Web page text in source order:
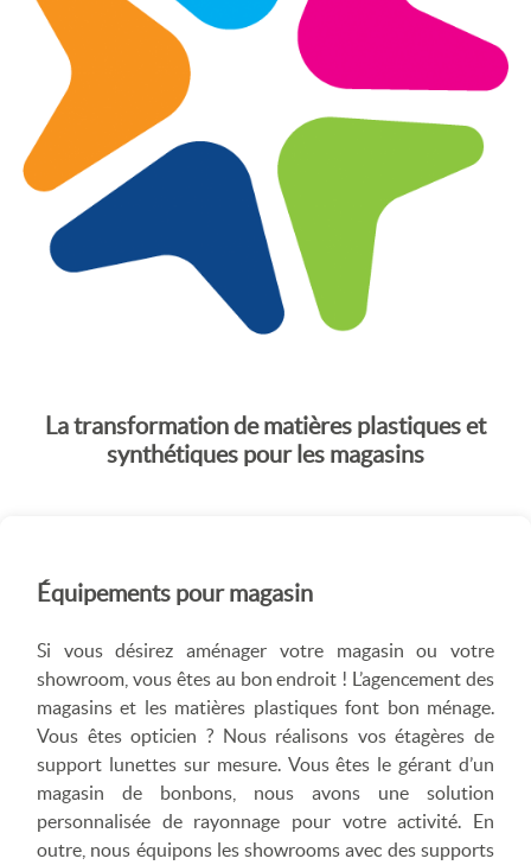
La transformation de matières plastiques et
synthétiques pour les magasins
Équipements pour magasin
Si vous désirez aménager votre magasin ou votre
showroom, vous êtes au bon endroit ! L’agencement des
magasins et les matières plastiques font bon ménage.
Vous êtes opticien ? Nous réalisons vos étagères de
support lunettes sur mesure. Vous êtes le gérant d’un
magasin de bonbons, nous avons une solution
personnalisée de rayonnage pour votre activité. En
outre, nous équipons les showrooms avec des supports